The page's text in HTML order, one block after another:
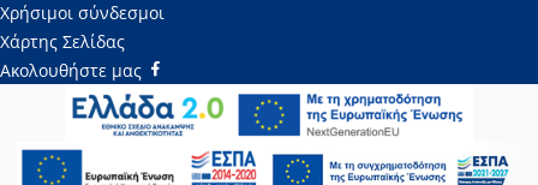
Χρήσιμοι σύνδεσμοι
Χάρτης Σελίδας
Ακολουθήστε μας